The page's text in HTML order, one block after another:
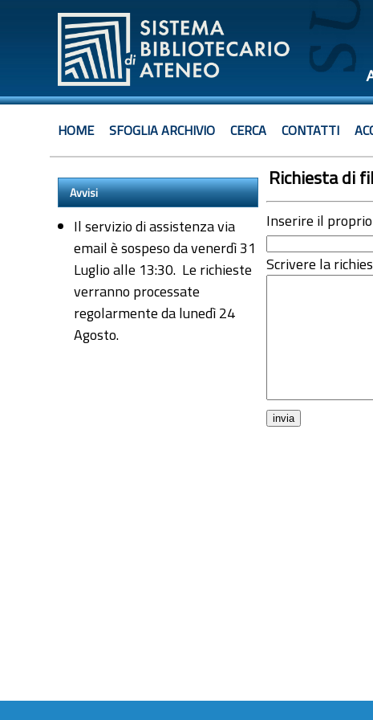
HOME SFOGLIA ARCHIVIO CERCA CONTATTI
Avvisi
Il servizio di assistenza via
email è sospeso da venerdì 31
Luglio alle 13:30. Le richieste
verranno processate
regolarmente da lunedì 24
Agosto.
Richiesta di
Inserire il
Scrivere la